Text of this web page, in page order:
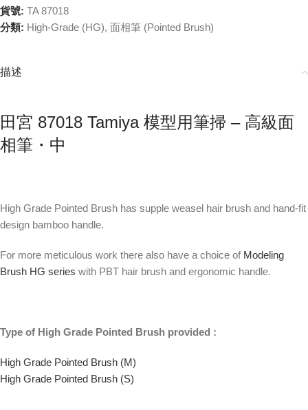
貨號: TA 87018
分類: High-Grade (HG), 面相筆 (Pointed Brush)
描述
田宮 87018 Tamiya 模型用筆掃 – 高級面
相筆・中
High Grade Pointed Brush has supple weasel hair brush and hand-fit
design bamboo handle.
For more meticulous work there also have a choice of Modeling
Brush HG series with PBT hair brush and ergonomic handle.
Type of High Grade Pointed Brush provided :
High Grade Pointed Brush (M)
High Grade Pointed Brush (S)